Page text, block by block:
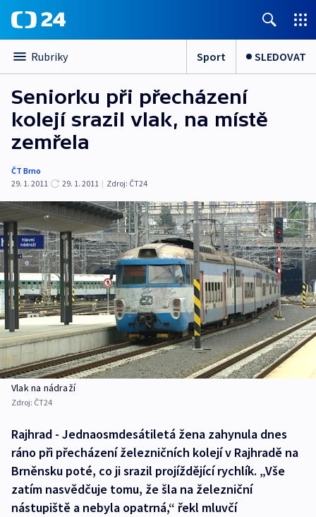
Rubriky Sport SLEDOVAT
Seniorku při přecházení
kolejí srazil vlak, na místě
zemřela
ČT Brno
29. 1. 2011
29. 1. 2011 | Zdroj: ČT24
Vlak na nádraží
Zdroj: ČT24
Rajhrad - Jednaosmdesátiletá žena zahynula dnes
ráno při přecházení železničních kolejí v Rajhradě na
Brněnsku poté, co ji srazil projíždějící rychlík. „Vše
zatím nasvědčuje tomu, že šla na železniční
nástupiště a nebyla opatrná,“ řekl mluvčí